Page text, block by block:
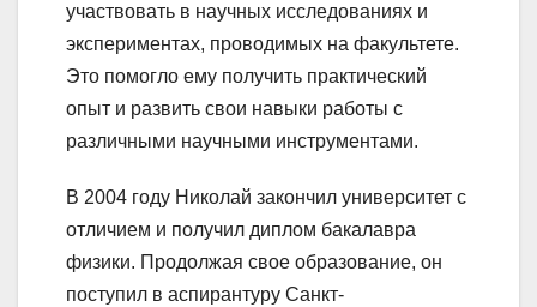
участвовать в научных исследованиях и
экспериментах, проводимых на факультете.
Это помогло ему получить практический
опыт и развить свои навыки работы с
различными научными инструментами.
В 2004 году Николай закончил университет с
отличием и получил диплом бакалавра
физики. Продолжая свое образование, он
поступил в аспирантуру Санкт-